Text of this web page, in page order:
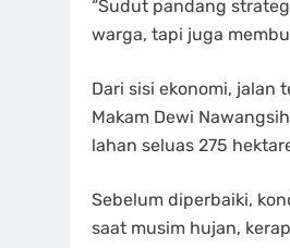
“Sudut pandang
warga, tapi juga
Dari sisi ekonomi, jalan
Makam Dewi
lahan seluas 275
Sebelum diperbaiki,
saat musim hujan,